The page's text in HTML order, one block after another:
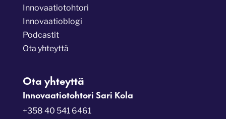
Innovaatiotohtori
Innovaatioblogi
Podcastit
Ota yhteyttä
Ota yhteyttä
Innovaatiotohtori Sari Kola
+358 40 541 6461